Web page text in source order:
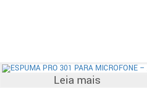
Leia mais